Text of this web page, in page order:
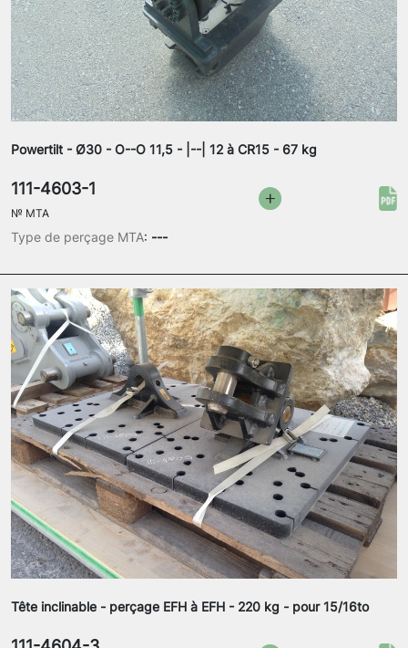
Powertilt - Ø30 - O--O 11,5 - |--| 12 à CR15 - 67 kg
Type de perçage MTA: ---
111-4603-1
№ MTA
Tête inclinable - perçage EFH à EFH - 220 kg - pour 15/16to